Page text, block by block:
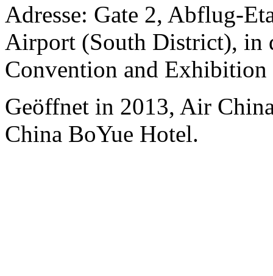
Adresse: Gate 2, Abflug-
Airport (South District), in
Convention and Exhibition
Geöffnet in 2013, Air
China BoYue Hotel.